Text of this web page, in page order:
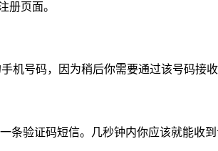
册页面。
机号码，因为稍后你需要通过该号码接收
条验证码短信。几秒钟内你应该就能收到